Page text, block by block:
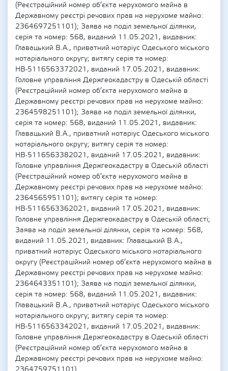
(Реєстраційний номер об’єкта нерухомого майна в
Державному реєстрі речових прав на нерухоме майно:
2364697251101); Заява на поділ земельної ділянки,
серія та номер: 568, виданий 11.05.2021, видавник:
Главацький В.А., приватний нотаріус Одеського міського
нотаріального округу; витягу серія та номер:
НВ-5116563372021, виданий 17.05.2021, видавник:
Головне управління Держгеокадастру в Одеській області
(Реєстраційний номер об’єкта нерухомого майна в
Державному реєстрі речових прав на нерухоме майно:
2364598251101); Заява на поділ земельної ділянки,
серія та номер: 568, виданий 11.05.2021, видавник:
Главацький В.А., приватний нотаріус Одеського міського
нотаріального округу; витягу серія та номер:
НВ-5116563382021, виданий 17.05.2021, видавник:
Головне управління Держгеокадастру в Одеській області
(Реєстраційний номер об’єкта нерухомого майна в
Державному реєстрі речових прав на нерухоме майно:
2364565951101); витягу серія та номер:
НВ-5116563362021, виданий 17.05.2021, видавник:
Головне управління Держгеокадастру в Одеській області;
Заява на поділ земельної ділянки, серія та номер: 568,
виданий 11.05.2021, видавник: Главацький В.А.,
приватний нотаріус Одеського міського нотаріального
округу (Реєстраційний номер об’єкта нерухомого майна в
Державному реєстрі речових прав на нерухоме майно:
2364643351101); Заява на поділ земельної ділянки,
серія та номер: 568, виданий 11.05.2021, видавник:
Главацький В.А., приватний нотаріус Одеського міського
нотаріального округу; витягу серія та номер:
НВ-5116563342021, виданий 17.05.2021, видавник:
Головне управління Держгеокадастру в Одеській області
(Реєстраційний номер об’єкта нерухомого майна в
Державному реєстрі речових прав на нерухоме майно: